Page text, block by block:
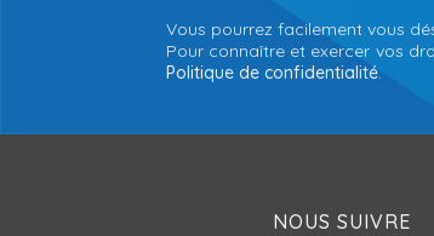
Vous pourrez facilement vous
Pour connaître et exercer vos
Politique de confidentialité.
NOUS SUIVRE